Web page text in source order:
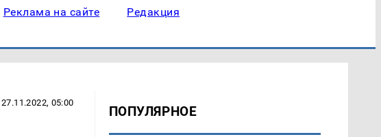
Реклама на сайте Редакция
27.11.2022, 05:00
ПОПУЛЯРНОЕ